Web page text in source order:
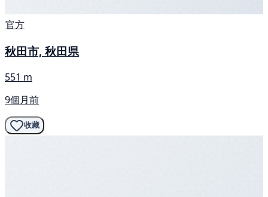
官方
秋田市, 秋田県
551 m
9個月前
收藏